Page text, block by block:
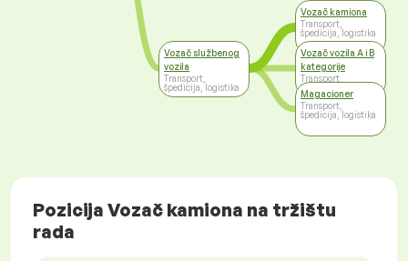
Vozač službenog
vozila
Transport,
špedicija, logistika
Vozač kamiona
Transport,
špedicija, logistika
Vozač vozila A i B
kategorije
Transport,
špedicija, logistika
Magacioner
Transport,
špedicija, logistika
Pozicija Vozač kamiona na tržištu
rada